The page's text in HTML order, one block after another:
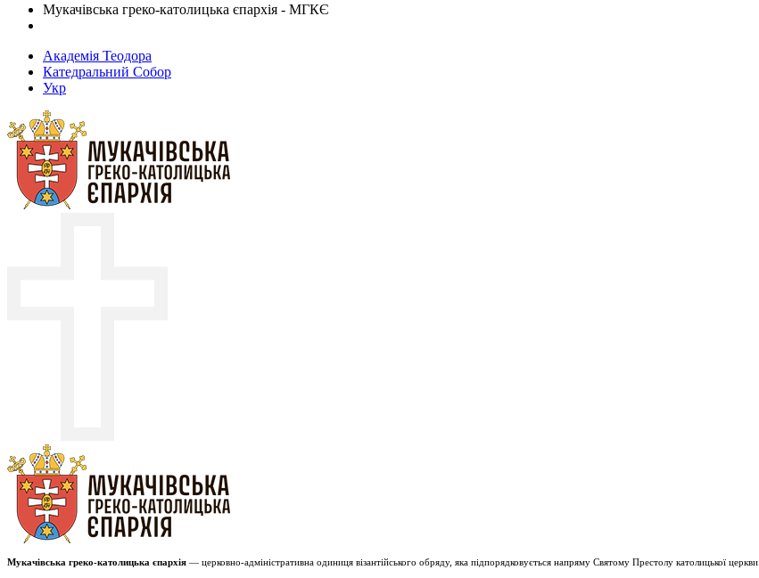
Мукачівська греко-католицька єпархія - МГКЄ
Академія Теодора
Катедральний Собор
Укр
Мукачівська греко-католицька єпархія — церковно-адміністративна одиниця візантійського обряду, яка підпорядковується напряму Святому Престолу католицької церкви.